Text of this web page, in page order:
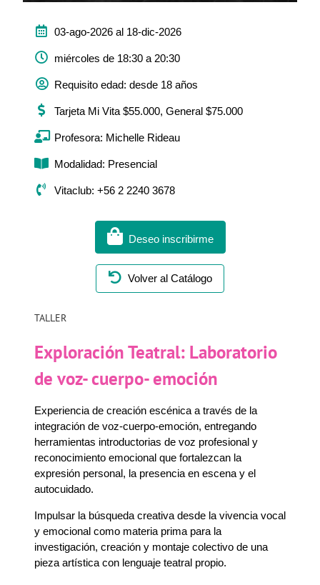
03-ago-2026 al 18-dic-2026
miércoles de 18:30 a 20:30
Requisito edad: desde 18 años
Tarjeta Mi Vita $55.000, General $75.000
Profesora: Michelle Rideau
Modalidad: Presencial
Vitaclub: +56 2 2240 3678
Deseo inscribirme
Volver al Catálogo
TALLER
Exploración Teatral: Laboratorio
de voz- cuerpo- emoción
Experiencia de creación escénica a través de la
integración de voz-cuerpo-emoción, entregando
herramientas introductorias de voz profesional y
reconocimiento emocional que fortalezcan la
expresión personal, la presencia en escena y el
autocuidado.
Impulsar la búsqueda creativa desde la vivencia vocal
y emocional como materia prima para la
investigación, creación y montaje colectivo de una
pieza artística con lenguaje teatral propio.